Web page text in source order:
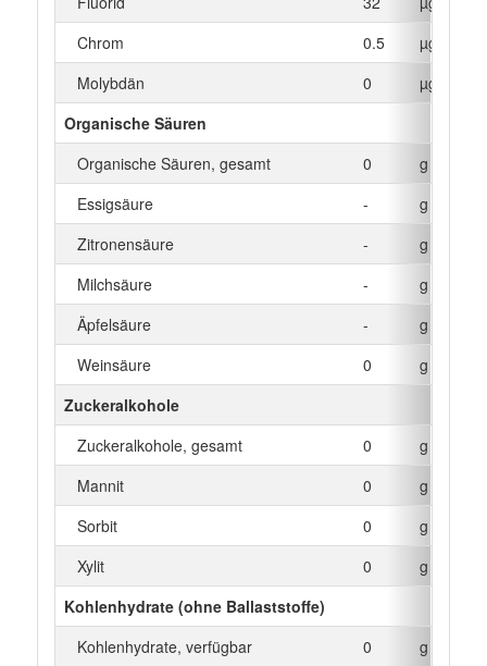
Chrom
0.5
µg
Molybdän
0
µg
Organische Säuren
Organische Säuren, gesamt
0
g
Essigsäure
-
g
Zitronensäure
-
g
Milchsäure
-
g
Äpfelsäure
-
g
Weinsäure
0
g
Zuckeralkohole
Zuckeralkohole, gesamt
0
g
Mannit
0
g
Sorbit
0
g
Xylit
0
g
Kohlenhydrate (ohne Ballaststoffe)
Kohlenhydrate, verfügbar
0
g